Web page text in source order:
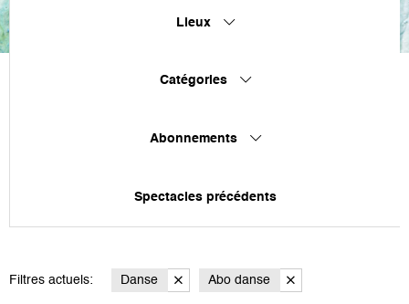
Lieux
Catégories
Abonnements
Spectacles précédents
Filtres actuels: Danse Abo danse